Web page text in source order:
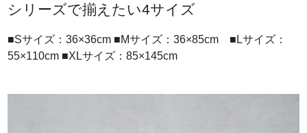
シリーズで揃えたい4サイズ
■Sサイズ：36×36cm ■Mサイズ：36×85cm ■Lサイズ：
55×110cm ■XLサイズ：85×145cm